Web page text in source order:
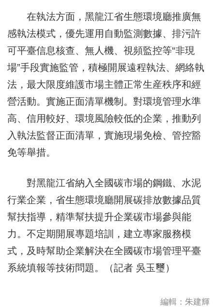
在執法方面，黑龍江省生態環境廳推廣無
感執法模式，優先運用自動監測數據、排污許
可平臺信息核查、無人機、視頻監控等“非現
場”手段實施監管，積極開展遠程執法、網絡執
法，最大限度維護市場主體正常生産秩序和經
營活動。實施正面清單機制。對環境管理水準
高、信用較好、環境風險較低的企業，推動列
入執法監督正面清單，實施現場免檢、管控豁
免等舉措。
對黑龍江省納入全國碳市場的鋼鐵、水泥
行業企業，省生態環境廳開展碳排放數據品質
幫扶指導，精準幫扶提升企業碳市場參與能
力。不定期開展專題培訓，建立專家服務模
式，及時幫助企業解決在全國碳市場管理平臺
系統填報等技術問題。（記者 吳玉璽）
編輯：朱建輝